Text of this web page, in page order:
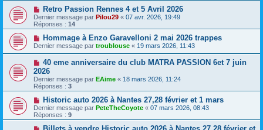
Retro Passion Rennes 4 et 5 Avril 2026
Dernier message par Pilou29 « 07 avr. 2026, 19:49
Réponses : 14
Hommage à Enzo Garavelloni 2 mai 2026 trappes
Dernier message par troublouse « 19 mars 2026, 11:43
40 eme anniversaire du club MATRA PASSION 6et 7 juin
2026
Dernier message par EAime « 18 mars 2026, 11:24
Réponses : 3
Historic auto 2026 à Nantes 27,28 février et 1 mars
Dernier message par PeteTheCoyote « 07 mars 2026, 08:43
Réponses : 9